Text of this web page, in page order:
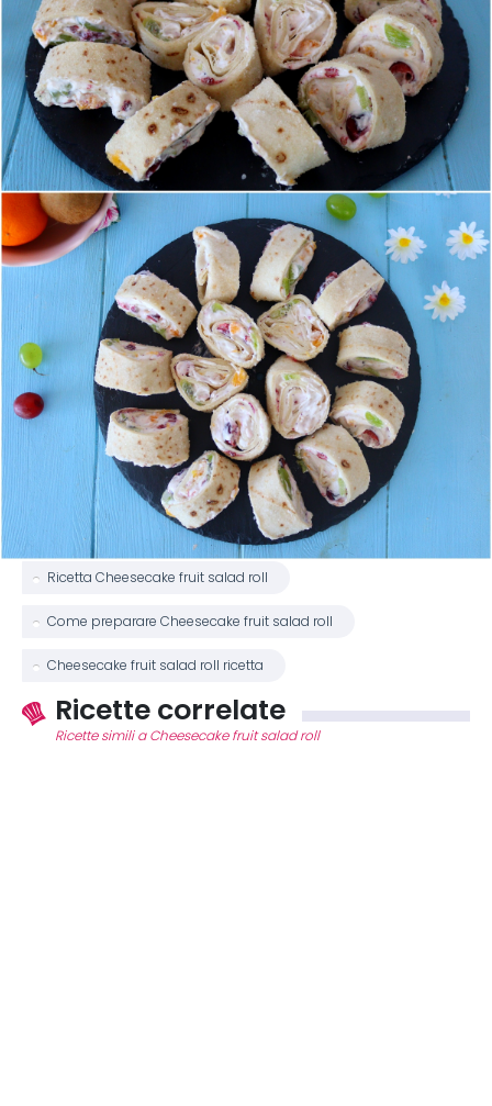
Ricetta Cheesecake fruit salad roll
Come preparare Cheesecake fruit salad roll
Cheesecake fruit salad roll ricetta
Ricette correlate
Ricette simili a Cheesecake fruit salad roll